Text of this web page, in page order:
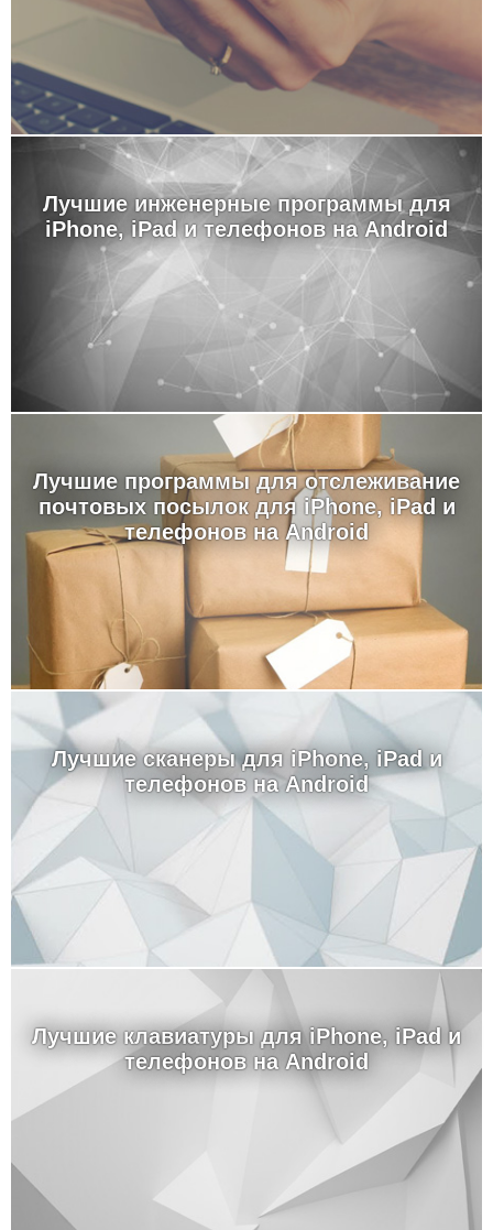
Лучшие инженерные программы для
iPhone, iPad и телефонов на Android
Лучшие программы для отслеживание
почтовых посылок для iPhone, iPad и
телефонов на Android
Лучшие сканеры для iPhone, iPad и
телефонов на Android
Лучшие клавиатуры для iPhone, iPad и
телефонов на Android